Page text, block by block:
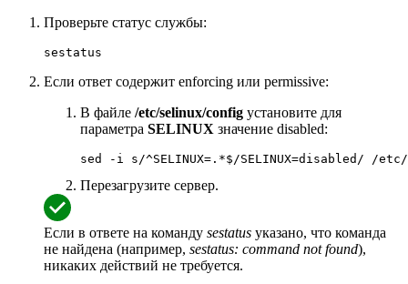
Проверьте статус службы:
sestatus
Если ответ содержит enforcing или permissive:
В файле /etc/selinux/config установите для
параметра SELINUX значение disabled:
sed -i s/^SELINUX=.*$/SELINUX=disabled/ /
Перезагрузите сервер.
Если в ответе на команду sestatus указано, что команда
не найдена (например, sestatus: command not found),
никаких действий не требуется.